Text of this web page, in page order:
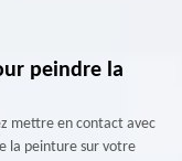
peindre la
mettre en contact avec
la peinture sur votre